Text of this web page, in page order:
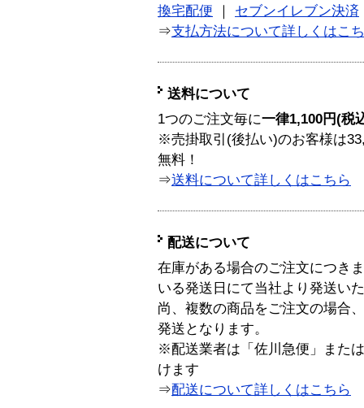
換宅配便
セブンイレブン決済
⇒支払方法について詳しくはこ
送料について
1つのご注文毎に一律1,100円(税
※売掛取引(後払い)のお客様は
無料！
⇒送料について詳しくはこちら
配送について
在庫がある場合のご注文につき
いる発送日にて当社より発送い
尚、複数の商品をご注文の場合
発送となります。
※配送業者は「佐川急便」また
けます
⇒配送について詳しくはこちら